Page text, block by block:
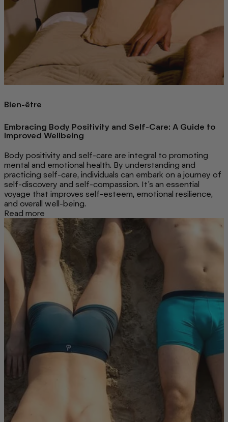
Bien-être
Embracing Body Positivity and Self-Care: A Guide to
Improved Wellbeing
Body positivity and self-care are integral to promoting
mental and emotional health. By understanding and
practicing self-care, individuals can embark on a journey of
self-discovery and self-compassion. It's an essential
voyage that improves self-esteem, emotional resilience,
and overall well-being.
Read more